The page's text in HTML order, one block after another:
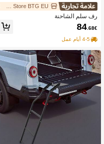
رف سلم الشاحنة
84.68€
4-5 أيام عمل